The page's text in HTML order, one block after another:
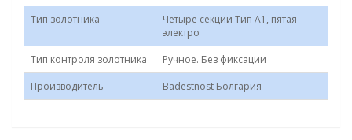
Тип золотника
Четыре секции Тип А1, пятая
электро
Тип контроля золотника
Ручное. Без фиксации
Производитель
Badestnost Болгария